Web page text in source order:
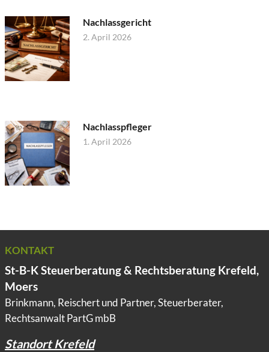
Nachlassgericht
2. April 2026
Nachlasspfleger
1. April 2026
KONTAKT
St-B-K Steuerberatung & Rechtsberatung Krefeld,
Moers
Brinkmann, Reischert und Partner, Steuerberater,
Rechtsanwalt PartG mbB
Standort Krefeld